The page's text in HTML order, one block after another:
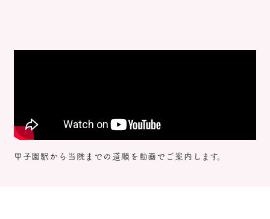
甲子園駅から当院までの道順を動画でご案内します。